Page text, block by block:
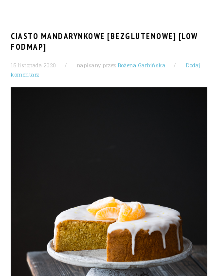
CIASTO MANDARYNKOWE [BEZGLUTENOWE] [LOW
FODMAP]
15 listopada 2020 napisany przezBożena Garbińska
Dodaj
komentarz